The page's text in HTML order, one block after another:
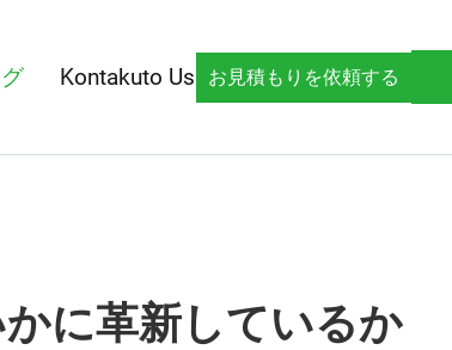
Kontakuto Us お見積もりを依頼する
に革新しているか